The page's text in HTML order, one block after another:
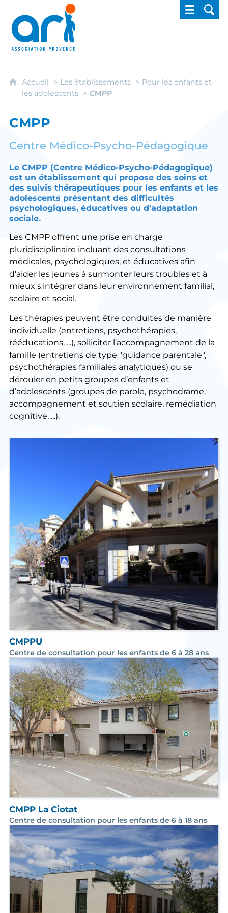
ARI - Association régionale pour
Accueil Les établissements
Pour les enfants et
les adolescents
CMPP
CMPP
Centre Médico-Psycho-Pédagogique
Le CMPP (Centre Médico-Psycho-Pédagogique)
est un établissement qui propose des soins et
des suivis thérapeutiques pour les enfants et les
adolescents présentant des difficultés
psychologiques, éducatives ou d'adaptation
sociale.
Les CMPP offrent une prise en charge
pluridisciplinaire incluant des consultations
médicales, psychologiques, et éducatives afin
d'aider les jeunes à surmonter leurs troubles et à
mieux s'intégrer dans leur environnement familial,
scolaire et social.
Les thérapies peuvent être conduites de manière
individuelle (entretiens, psychothérapies,
rééducations, ...), solliciter l’accompagnement de la
famille (entretiens de type "guidance parentale",
psychothérapies familiales analytiques) ou se
dérouler en petits groupes d’enfants et
d’adolescents (groupes de parole, psychodrame,
accompagnement et soutien scolaire, remédiation
cognitive, ...).
CMPPU
Centre de consultation pour les enfants de 6 à 28 ans
CMPP La Ciotat
Centre de consultation pour les enfants de 6 à 18 ans